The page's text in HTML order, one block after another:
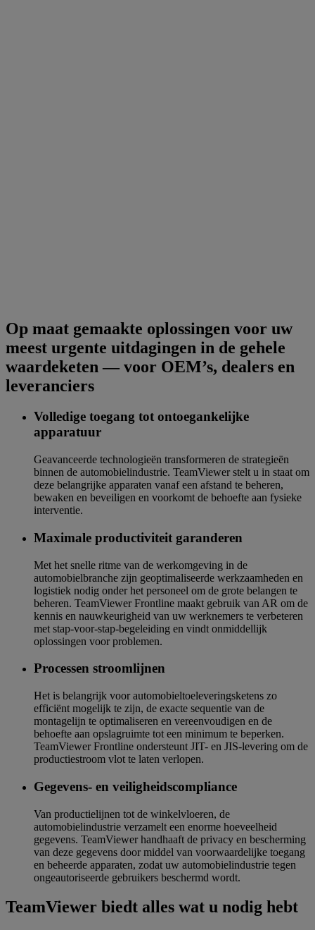
Op maat gemaakte oplossingen voor uw
meest urgente uitdagingen in de gehele
waardeketen — voor OEM’s, dealers en
leveranciers
Volledige toegang tot ontoegankelijke
apparatuur
Geavanceerde technologieën transformeren de strategieën
binnen de automobielindustrie. TeamViewer stelt u in staat om
deze belangrijke apparaten vanaf een afstand te beheren,
bewaken en beveiligen en voorkomt de behoefte aan fysieke
interventie.
Maximale productiviteit garanderen
Met het snelle ritme van de werkomgeving in de
automobielbranche zijn geoptimaliseerde werkzaamheden en
logistiek nodig onder het personeel om de grote belangen te
beheren. TeamViewer Frontline maakt gebruik van AR om de
kennis en nauwkeurigheid van uw werknemers te verbeteren
met stap-voor-stap-begeleiding en vindt onmiddellijk
oplossingen voor problemen.
Processen stroomlijnen
Het is belangrijk voor automobieltoeleveringsketens zo
efficiënt mogelijk te zijn, de exacte sequentie van de
montagelijn te optimaliseren en vereenvoudigen en de
behoefte aan opslagruimte tot een minimum te beperken.
TeamViewer Frontline ondersteunt JIT- en JIS-levering om de
productiestroom vlot te laten verlopen.
Gegevens- en veiligheidscompliance
Van productielijnen tot de winkelvloeren, de
automobielindustrie verzamelt een enorme hoeveelheid
gegevens. TeamViewer handhaaft de privacy en bescherming
van deze gegevens door middel van voorwaardelijke toegang
en beheerde apparaten, zodat uw automobielindustrie tegen
ongeautoriseerde gebruikers beschermd wordt.
TeamViewer biedt alles wat u nodig hebt